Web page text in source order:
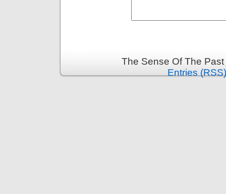
The Sense Of The
Entries (RSS)